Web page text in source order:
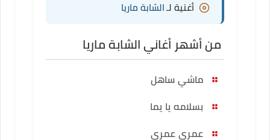
أغنية لـ الشابة ماريا
من أشهر أغاني الشابة ماريا
ماشي ساهل
بسلامه يا يما
عمري عمري